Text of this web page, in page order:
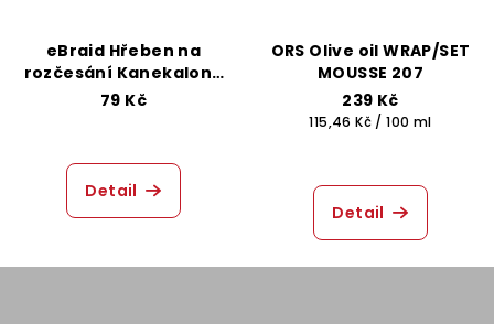
eBraid Hřeben na
rozčesání Kanekalonu
- Růžový
79 Kč
Detail
ORS Olive oil WRAP/SET
MOUSSE 207
239 Kč
Měrná
115,46 Kč / 100 ml
Detail